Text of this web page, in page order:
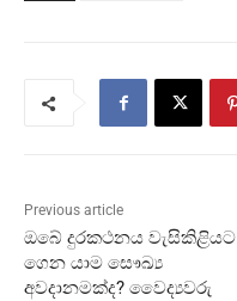
Previous article
ඔබේ දුරකථනය වැසිකිළියට
ගෙන යාම සෞඛ්‍ය
අවදානමක්ද? වෛද්‍යවරු